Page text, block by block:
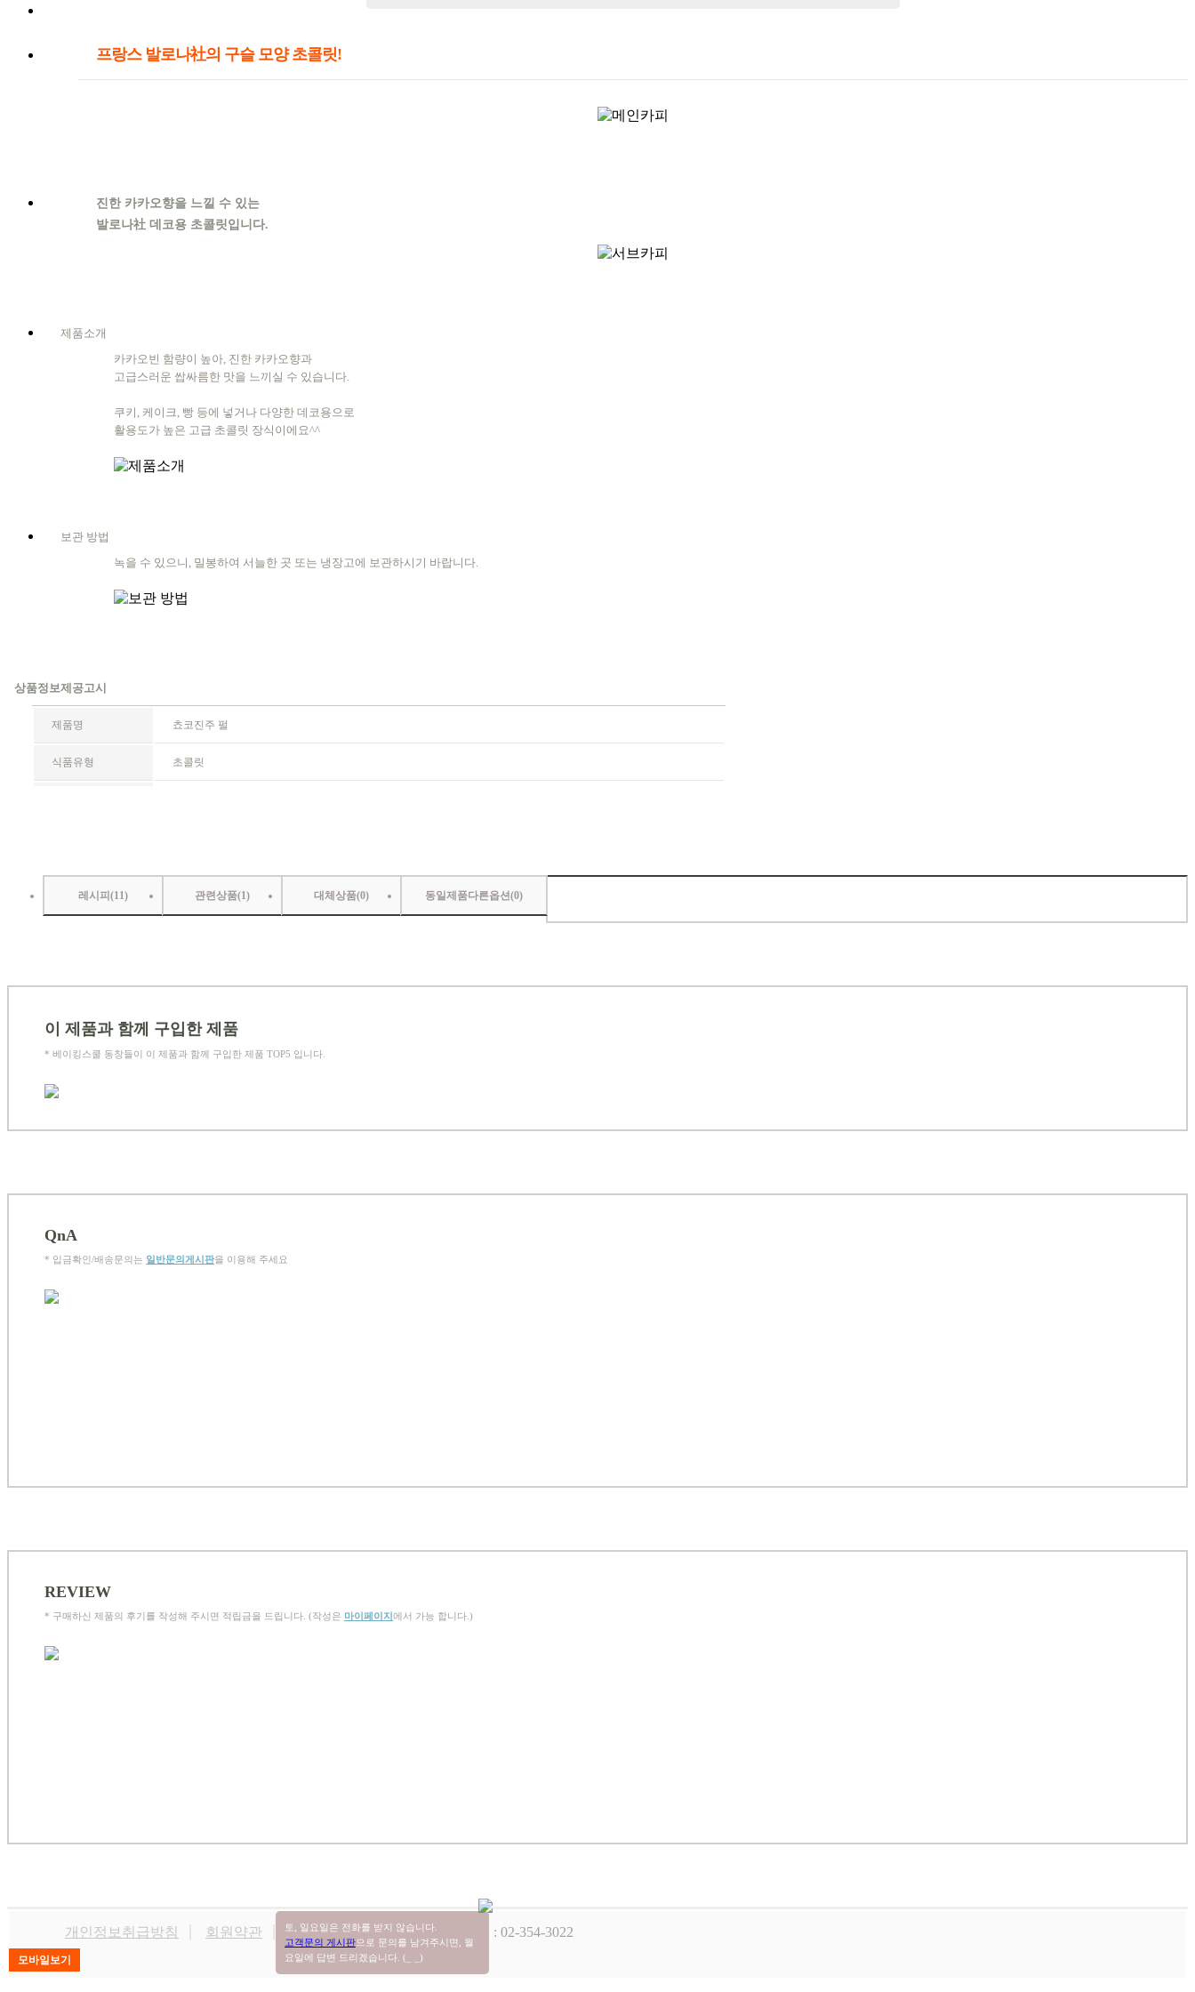
프랑스 발로나社의 구슬 모양 초콜릿!
진한 카카오향을 느낄 수 있는
발로나社 데코용 초콜릿입니다.
제품소개
카카오빈 함량이 높아, 진한 카카오향과
고급스러운 쌉싸름한 맛을 느끼실 수 있습니다.
쿠키, 케이크, 빵 등에 넣거나 다양한 데코용으로
활용도가 높은 고급 초콜릿 장식이에요^^
보관 방법
녹을 수 있으니, 밀봉하여 서늘한 곳 또는 냉장고에 보관하시기 바랍니다.
레시피(11) 관련상품(1) 대체상품(0) 동일제품다른옵션(0)
이 제품과 함께 구입한 제품
* 베이킹스쿨 동창들이 이 제품과 함께 구입한 제품 TOP5 입니다.
QnA
* 입금확인/배송문의는 일반문의게시판을 이용해 주세요
REVIEW
* 구매하신 제품의 후기를 작성해 주시면 적립금을 드립니다. (작성은 마이페이지에서 가능 합니다.)
토, 일요일은 전화를 받지 않습니다.
고객문의 게시판으로 문의를 남겨주시면, 월
요일에 답변 드리겠습니다. (_ _)
개인정보취급방침 회원약관 공정위확인 쇼핑몰 고객센터 : 02-354-3022